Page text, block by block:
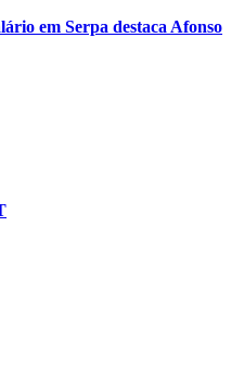
em Serpa destaca Afonso